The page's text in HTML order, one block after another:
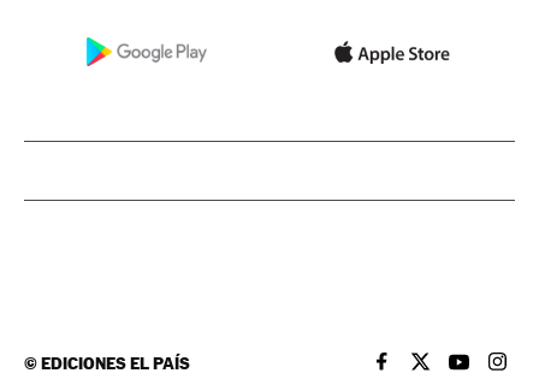
©EDICIONES EL PAÍS EL PAÍS BRASIL EN
EL PAÍSEL PAÍS
EL